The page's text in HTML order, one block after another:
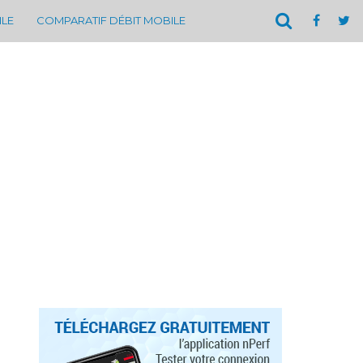
COMPARATIF DÉBIT MOBILE